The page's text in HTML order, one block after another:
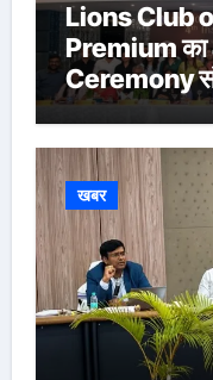
Lions Club
Premium
Ceremony
Ringasia ने
खबर